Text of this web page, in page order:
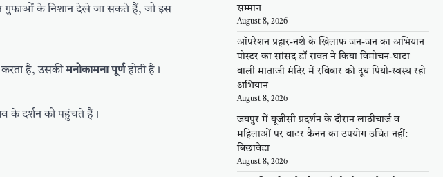
के निशान देखे जा सकते हैं, जो इस
करता है, उसकीमनोकामना पूर्णहोती है।
के दर्शन को पहुंचते हैं।
सम्मान
August 8, 2026
ऑपरेशन प्रहार-नशे के खिलाफ जन-जन का अभियान
पोस्टर का सांसद डॉ रावत ने किया विमोचन-घाटा
वाली माताजी मंदिर में रविवार को दूध पियो-स्वस्थ रहो
अभियान
August 8, 2026
जयपुर में यूजीसी प्रदर्शन के दौरान लाठीचार्ज व
महिलाओं पर वाटर कैनन का उपयोग उचित नहीं:
बिछावेडा
August 8, 2026